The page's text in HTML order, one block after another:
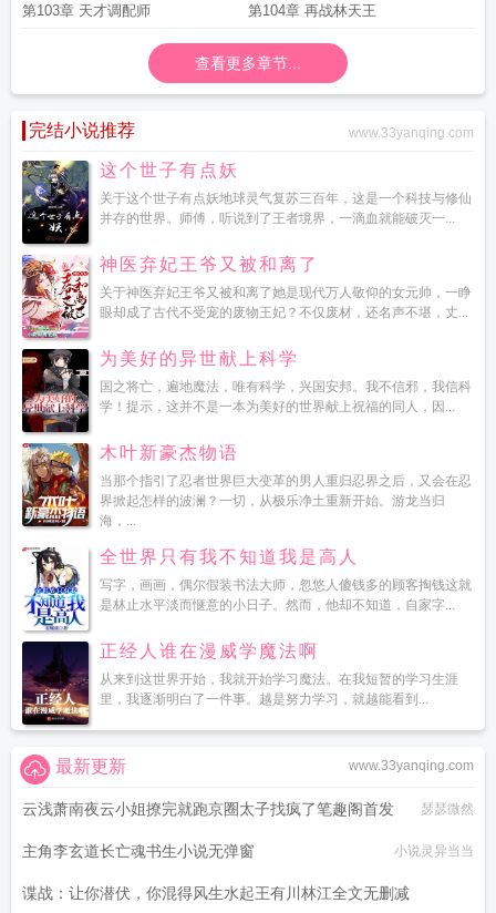
第103章 天才调配师 第104章 再战林天王
查看更多章节...
完结小说推荐 www.33yanqing.com
这个世子有点妖
关于这个世子有点妖地球灵气复苏三百年，这是一个科技与修仙
并存的世界。师傅，听说到了王者境界，一滴血就能破灭一...
神医弃妃王爷又被和离了
关于神医弃妃王爷又被和离了她是现代万人敬仰的女元帅，一睁
眼却成了古代不受宠的废物王妃？不仅废材，还名声不堪，丈...
为美好的异世献上科学
国之将亡，遍地魔法，唯有科学，兴国安邦。我不信邪，我信科
学！提示，这并不是一本为美好的世界献上祝福的同人，因...
木叶新豪杰物语
当那个指引了忍者世界巨大变革的男人重归忍界之后，又会在忍
界掀起怎样的波澜？一切，从极乐净土重新开始。游龙当归
海，...
全世界只有我不知道我是高人
写字，画画，偶尔假装书法大师，忽悠人傻钱多的顾客掏钱这就
是林止水平淡而惬意的小日子。然而，他却不知道，自家字...
正经人谁在漫威学魔法啊
从来到这世界开始，我就开始学习魔法。在我短暂的学习生涯
里，我逐渐明白了一件事。越是努力学习，就越能看到...
www.33yanqing.com
最新更新
云浅萧南夜云小姐撩完就跑京圈太子找疯了笔趣阁首发 瑟瑟微然
主角李玄道长亡魂书生小说无弹窗 小说灵异当当
谍战：让你潜伏，你混得风生水起王有川林江全文无删减